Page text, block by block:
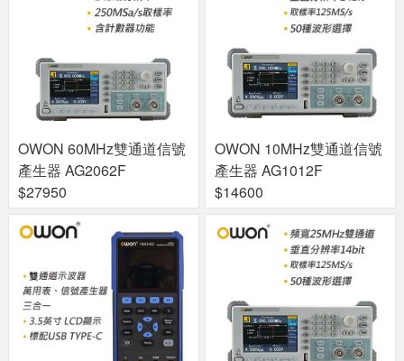
OWON 60MHz雙通道信號
產生器 AG2062F
$27950
OWON 10MHz雙通道信號
產生器 AG1012F
$14600